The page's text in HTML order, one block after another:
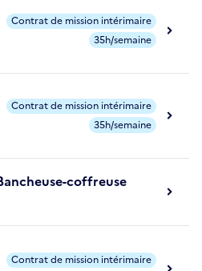
Contrat de mission intérimaire
35h/semaine
Contrat de mission intérimaire
35h/semaine
coffreuse
Contrat de mission intérimaire